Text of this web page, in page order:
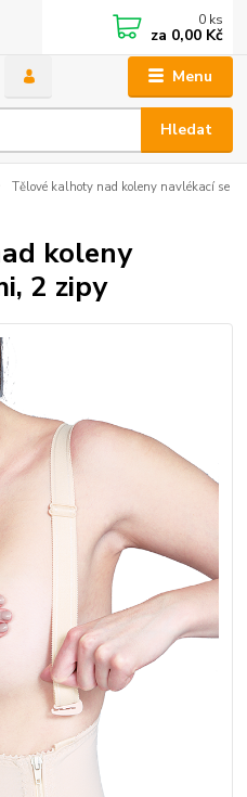
Menu
Hledat
0 ks
za 0,00 Kč
Tělové kalhoty nad koleny navlékací se
koleny
2 zipy